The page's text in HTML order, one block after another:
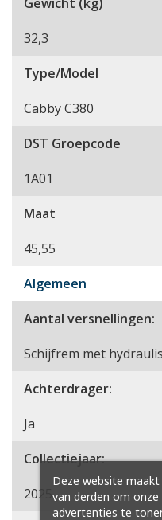
32,3
Type/Model
Cabby C380
DST Groepcode
1A01
Maat
45,55
Algemeen
Aantal versnellingen:
Schijfrem met
Achterdrager:
Ja
Collectiejaar:
2025
Deze website
van derden om
advertenties te